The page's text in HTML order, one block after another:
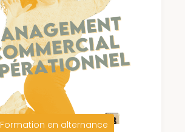
Formation en alternance